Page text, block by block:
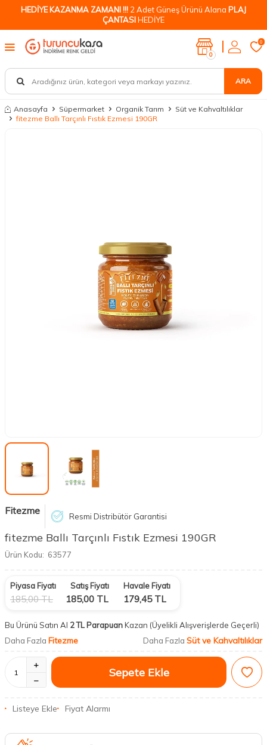
HEDİYE KAZANMA ZAMANI !!! 2 Adet Güneş Ürünü Alana PLAJ
ÇANTASIHEDİYE
ARA
0
0
Anasayfa Süpermarket Organik Tarım
Süt ve Kahvaltılıklar
fitezme Ballı Tarçınlı Fıstık Ezmesi 190GR
Fitezme Resmi Distribütör Garantisi
fitezme Ballı Tarçınlı Fıstık Ezmesi 190GR
Ürün Kodu: 63577
Piyasa Fiyatı
185,00TL
Satış Fiyatı
185,00 TL
Havale Fiyatı
179,45TL
Bu Ürünü Satın Al 2 TL ParapuanKazan (Üyelikli Alışverişlerde Geçerli)
Daha Fazla Fitezme Daha Fazla Süt ve Kahvaltılıklar
Sepete Ekle
Listeye Ekle Fiyat Alarmı